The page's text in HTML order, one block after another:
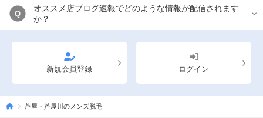
Q
オススメ店ブログ速報でどのような情報が配信されます
か？
新規会員登録 ログイン
芦屋・芦屋川のメンズ脱毛